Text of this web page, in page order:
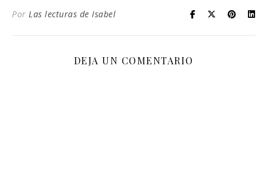
Por Las lecturas de Isabel
DEJA UN COMENTARIO